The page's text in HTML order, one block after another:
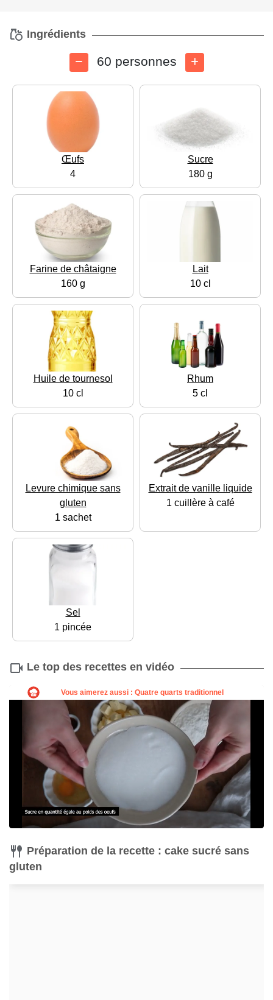
Ingrédients
60 personnes
Œufs
4
Sucre
180 g
Farine de châtaigne
160 g
Lait
10 cl
Huile de tournesol
10 cl
Rhum
5 cl
Levure chimique sans
gluten
1 sachet
Extrait de vanille liquide
1 cuillère à café
Sel
1 pincée
Le top des recettes en vidéo
Préparation de la recette : cake sucré sans
gluten